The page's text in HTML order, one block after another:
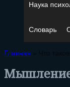
Наука
Словарь
Главная » Что такое